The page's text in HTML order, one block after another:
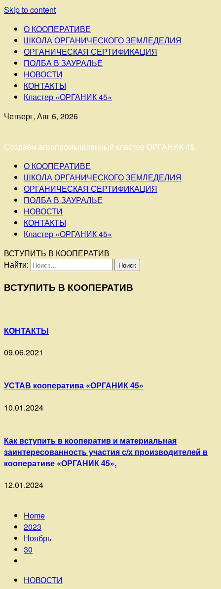
Skip to content
О КООПЕРАТИВЕ
ШКОЛА ОРГАНИЧЕСКОГО ЗЕМЛЕДЕЛИЯ
ОРГАНИЧЕСКАЯ СЕРТИФИКАЦИЯ
ПОЛБА В ЗАУРАЛЬЕ
НОВОСТИ
КОНТАКТЫ
Кластер «ОРГАНИК 45»
Четверг, Авг 6, 2026
Создаём агропромышленный кластер ОРГАНИК 45
О КООПЕРАТИВЕ
ШКОЛА ОРГАНИЧЕСКОГО ЗЕМЛЕДЕЛИЯ
ОРГАНИЧЕСКАЯ СЕРТИФИКАЦИЯ
ПОЛБА В ЗАУРАЛЬЕ
НОВОСТИ
КОНТАКТЫ
Кластер «ОРГАНИК 45»
ВСТУПИТЬ В КООПЕРАТИВ
Найти:
ВСТУПИТЬ В КООПЕРАТИВ
КОНТАКТЫ
09.06.2021
УСТАВ кооператива «ОРГАНИК 45»
10.01.2024
Как вступить в кооператив и материальная
заинтересованность участия с/х производителей в
кооперативе «ОРГАНИК 45»,
12.01.2024
Home
2023
Ноябрь
30
НОВОСТИ